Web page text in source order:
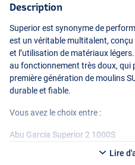
Description
Superior est synonyme de
est un véritable multitalent,
et l’utilisation de matériaux
au fonctionnement très doux, qui
première génération de moulins
durable et fiable.
Vous avez le choix entre :
Abu Garcia Superior 2 1000S
Lire